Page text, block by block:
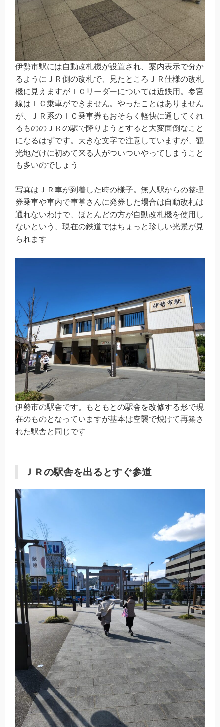
伊勢市駅には自動改札機が設置され、案内表示で分か
るようにＪＲ側の改札で、見たところＪＲ仕様の改札
機に見えますがＩＣリーダーについては近鉄用。参宮
線はＩＣ乗車ができません。やったことはありません
が、ＪＲ系のＩＣ乗車券もおそらく軽快に通してくれ
るもののＪＲの駅で降りようとすると大変面倒なこと
になるはずです。大きな文字で注意していますが、観
光地だけに初めて来る人がついついやってしまうこと
も多いのでしょう
写真はＪＲ車が到着した時の様子。無人駅からの整理
券乗車や車内で車掌さんに発券した場合は自動改札は
通れないわけで、ほとんどの方が自動改札機を使用し
ないという、現在の鉄道ではちょっと珍しい光景が見
られます
伊勢市の駅舎です。もともとの駅舎を改修する形で現
在のものとなっていますが基本は空襲で焼けて再築さ
れた駅舎と同じです
ＪＲの駅舎を出るとすぐ参道